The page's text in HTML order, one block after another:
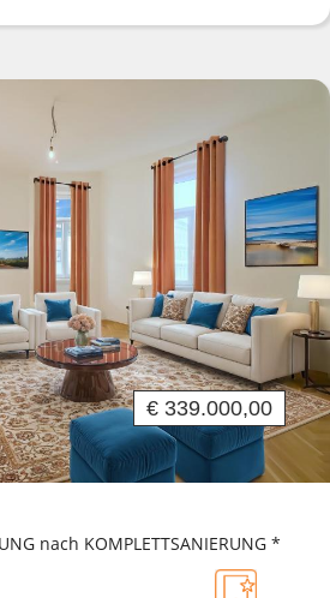
€ 339.000,00
nach KOMPLETTSANIERUNG *